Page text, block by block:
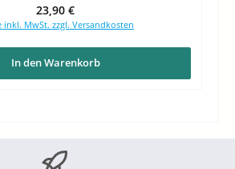
Regulärer Preis:
23,90 €
inkl. MwSt. zzgl. Versandkosten
In den Warenkorb